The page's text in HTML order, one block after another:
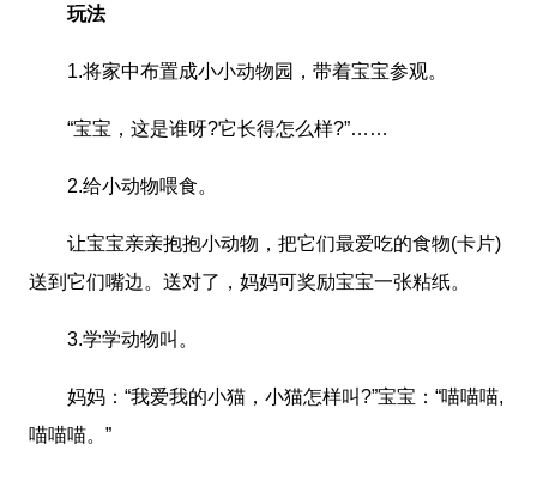
玩法
1.将家中布置成小小动物园，带着宝宝参观。
“宝宝，这是谁呀?它长得怎么样?”……
2.给小动物喂食。
让宝宝亲亲抱抱小动物，把它们最爱吃的食物(卡片)
送到它们嘴边。送对了，妈妈可奖励宝宝一张粘纸。
3.学学动物叫。
妈妈：“我爱我的小猫，小猫怎样叫?”宝宝：“喵喵喵,
喵喵喵。”